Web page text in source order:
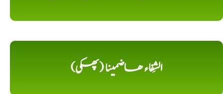
الشِفاء ھاضمینا (پھکی)